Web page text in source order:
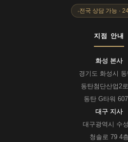
전국 상담 가능 ·
지점 안내
화성 본사
경기도 화성시 동
동탄첨단산업2
동탄 G타워
대구 지사
대구광역시 수
청솔로 79 4층